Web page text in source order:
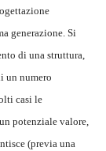
generazione. Si
di una struttura,
un numero
casi le
potenziale valore,
(previa una